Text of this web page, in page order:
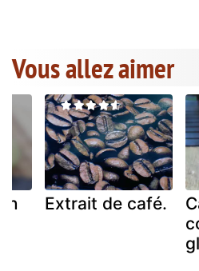
Vous allez aimer
Extrait de café.